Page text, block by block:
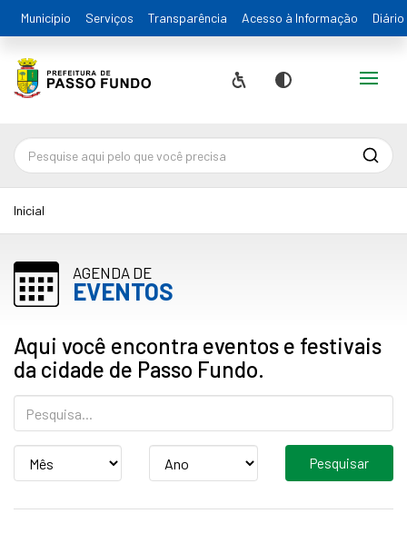
Município Serviços Transparência Acesso à Informação
Acessibilidade
Contraste
Alternar
Inicial
AGENDA DE
EVENTOS
Aqui você encontra eventos e festivais
da cidade de Passo Fundo.